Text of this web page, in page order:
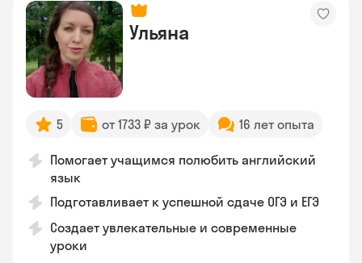
Ульяна
5 от 1733 ₽ за урок 16 лет опыта
Помогает учащимся полюбить английский
язык
Подготавливает к успешной сдаче ОГЭ и ЕГЭ
Создает увлекательные и современные
уроки